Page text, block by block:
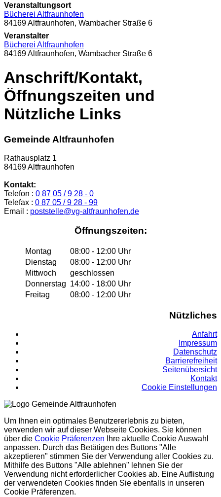
Veranstaltungsort
Bücherei Altfraunhofen
84169 Altfraunhofen, Wambacher Straße 6
Veranstalter
Bücherei Altfraunhofen
84169 Altfraunhofen, Wambacher Straße 6
Anschrift/Kontakt,
Öffnungszeiten und
Nützliche Links
Gemeinde Altfraunhofen
Rathausplatz 1
84169 Altfraunhofen
Kontakt:
Telefon : 0 87 05 / 9 28 - 0
Telefax : 0 87 05 / 9 28 - 99
Email : poststelle@vg-altfraunhofen.de
Öffnungszeiten:
Montag
08:00 - 12:00 Uhr
Dienstag
08:00 - 12:00 Uhr
Mittwoch
geschlossen
Donnerstag 14:00 - 18:00 Uhr
Freitag
08:00 - 12:00 Uhr
Nützliches
Anfahrt
Impressum
Datenschutz
Barrierefreiheit
Seitenübersicht
Kontakt
Cookie Einstellungen
Um Ihnen ein optimales Benutzererlebnis zu bieten,
verwenden wir auf dieser Webseite Cookies. Sie können
über die Cookie Präferenzen Ihre aktuelle Cookie Auswahl
anpassen. Durch das Betätigen des Buttons "Alle
akzeptieren" stimmen Sie der Verwendung aller Cookies zu.
Mithilfe des Buttons "Alle ablehnen" lehnen Sie der
Verwendung nicht erforderlicher Cookies ab. Eine Auflistung
der verwendeten Cookies finden Sie ebenfalls in unseren
Cookie Präferenzen.